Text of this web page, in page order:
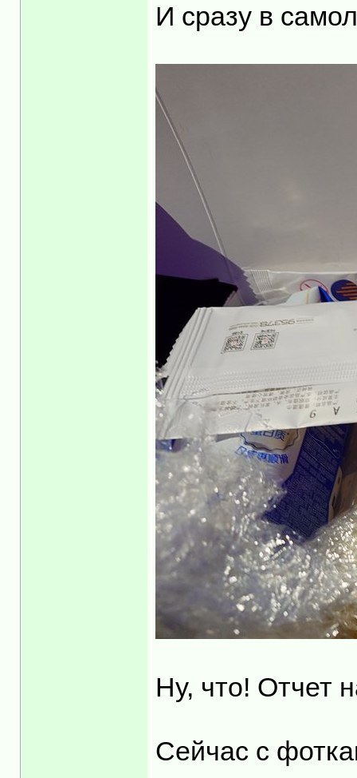
И сразу в
Ну, что! Отчет
Сейчас с